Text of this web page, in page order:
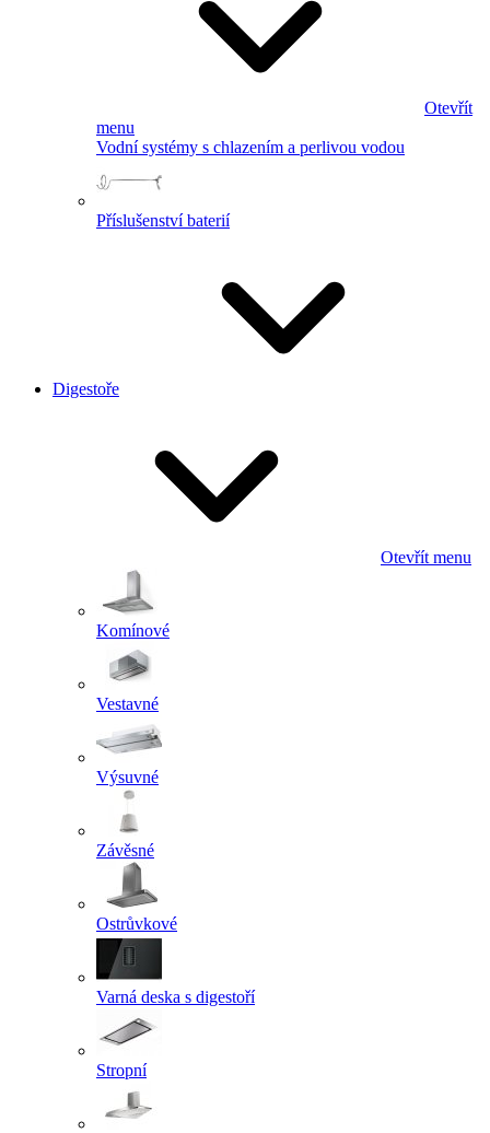
Otevřít
menu
Vodní systémy s chlazením a perlivou vodou
Příslušenství baterií
Digestoře
Otevřít menu
Komínové
Vestavné
Výsuvné
Závěsné
Ostrůvkové
Varná deska s digestoří
Stropní